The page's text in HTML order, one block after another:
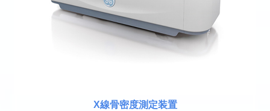
X線骨密度測定装置